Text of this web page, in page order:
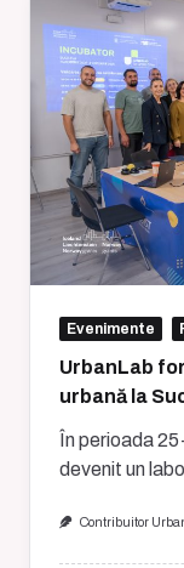
Evenimente
UrbanLab
urbană la
În perioada
devenit un
Contribuitor